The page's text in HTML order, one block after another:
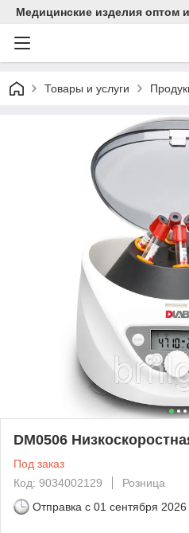
Медицинские изделия оптом
Товары и услуги
DM0506
Под заказ
Код: 9034002129
Розница
Отправка с 01 сентября 2026